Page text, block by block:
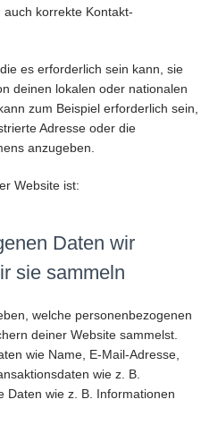
korrekte Kontakt-
es erforderlich sein kann, sie
deinen lokalen oder nationalen
zum Beispiel erforderlich sein,
Adresse oder die
anzugeben.
Website ist:
Daten wir
sie sammeln
welche personenbezogenen
deiner Website sammelst.
wie Name, E-Mail-Adresse,
wie z. B.
Daten wie z. B. Informationen